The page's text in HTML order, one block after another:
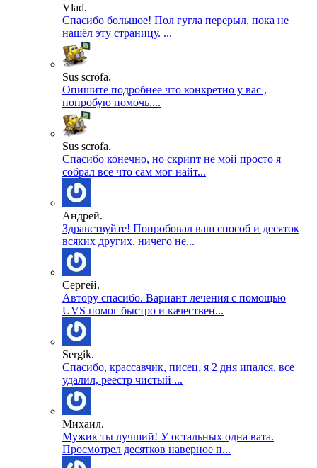
Vlad.
Спасибо большое! Пол гугла перерыл, пока не
нашёл эту страницу. ...
Sus scrofa.
Опишите подробнее что конкретно у вас ,
попробую помочь....
Sus scrofa.
Спасибо конечно, но скрипт не мой просто я
собрал все что сам мог найт...
Андрей.
Здравствуйте! Попробовал ваш способ и десяток
всяких других, ничего не...
Сергей.
Автору спасибо. Вариант лечения с помощью
UVS помог быстро и качествен...
Sergik.
Спасибо, крассавчик, писец, я 2 дня ипался, все
удалил, реестр чистый ...
Михаил.
Мужик ты лучший! У остальных одна вата.
Просмотрел десятков наверное п...